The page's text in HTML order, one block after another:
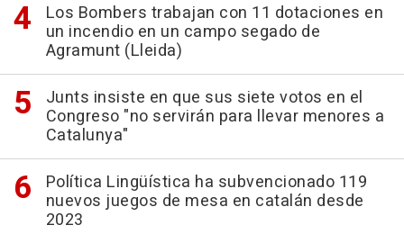
Los Bombers trabajan con 11 dotaciones en
un incendio en un campo segado de
Agramunt (Lleida)
Junts insiste en que sus siete votos en el
Congreso "no servirán para llevar menores a
Catalunya"
Política Lingüística ha subvencionado 119
nuevos juegos de mesa en catalán desde
2023